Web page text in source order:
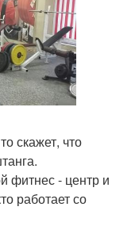
скажет, что
фитнес - центр и
работает со